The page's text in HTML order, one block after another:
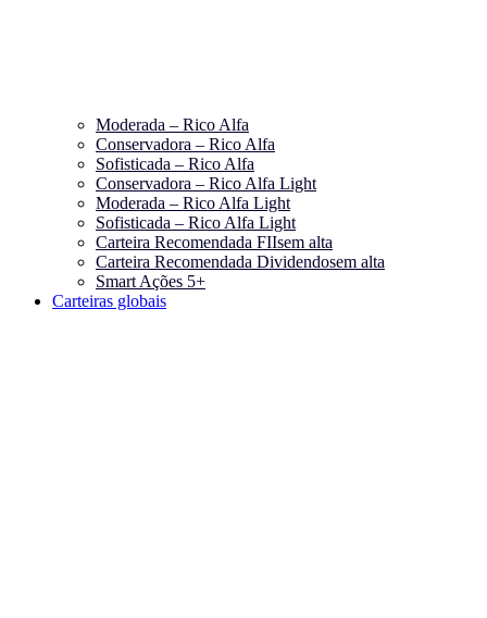
Moderada – Rico Alfa
Conservadora – Rico Alfa
Sofisticada – Rico Alfa
Conservadora – Rico Alfa Light
Moderada – Rico Alfa Light
Sofisticada – Rico Alfa Light
Carteira Recomendada FIIsem alta
Carteira Recomendada Dividendosem alta
Smart Ações 5+
Carteiras globais